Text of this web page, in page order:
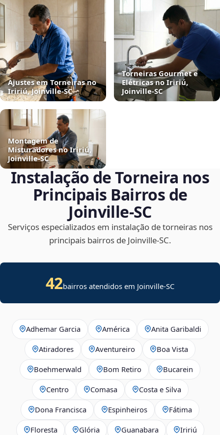
Ajustes em Torneiras no
Iririú, Joinville‑SC
Torneiras Gourmet e
Elétricas no Iririú,
Joinville‑SC
Montagem de
Misturadores no Iririú,
Joinville‑SC
Instalação de Torneira nos
Principais Bairros de
Joinville‑SC
Serviços especializados em instalação de torneiras nos
principais bairros de Joinville‑SC.
42bairros atendidos em Joinville-SC
Adhemar Garcia América Anita Garibaldi
Atiradores Aventureiro Boa Vista
Boehmerwald Bom Retiro Bucarein
Centro Comasa Costa e Silva
Dona Francisca Espinheiros Fátima
Floresta Glória Guanabara Iririú